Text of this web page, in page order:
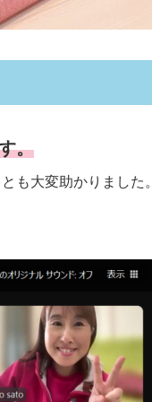
。
も大変助かりました